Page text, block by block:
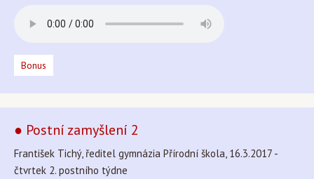
Bonus
● Postní zamyšlení 2
František Tichý, ředitel gymnázia Přírodní škola, 16.3.2017 -
čtvrtek 2. postního týdne